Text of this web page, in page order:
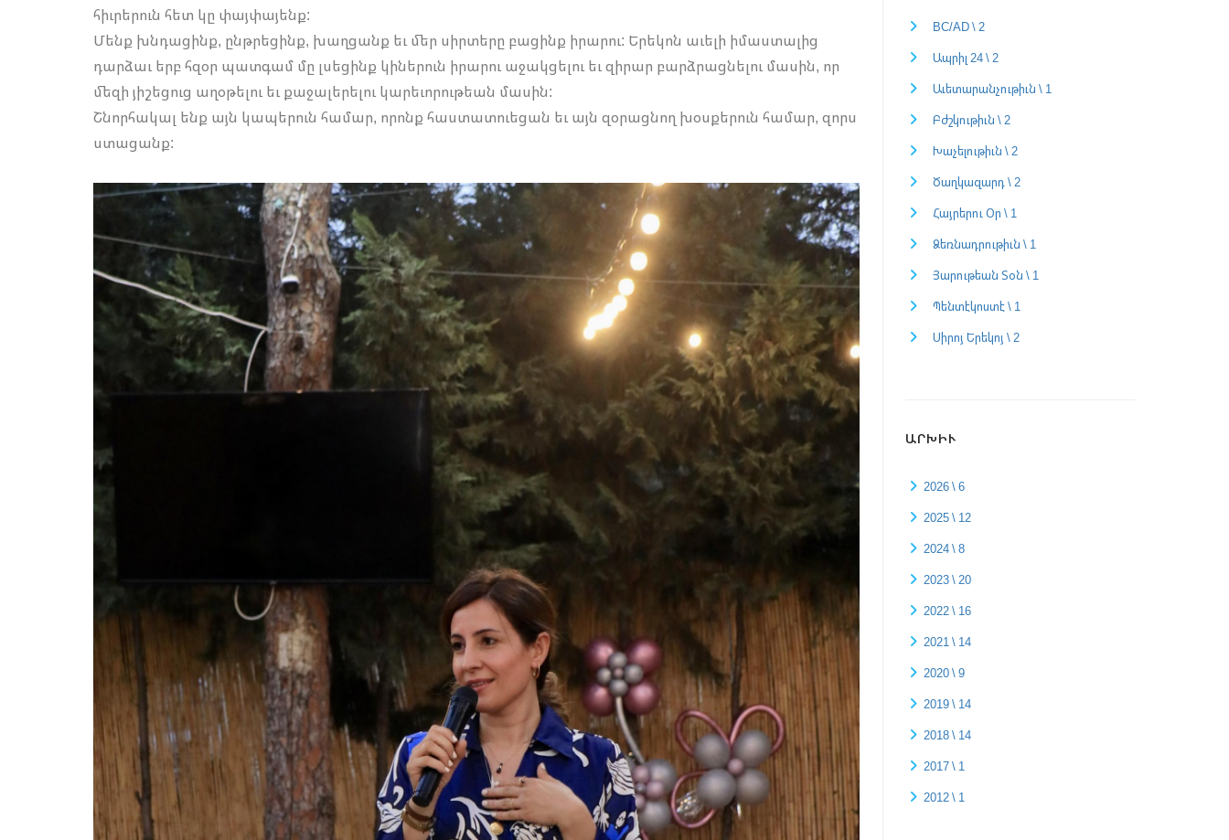
հիւրերուն հետ կը փայփայենք:
Մենք խնդացինք, ընթրեցինք, խաղցանք եւ մեր սիրտերը բացինք իրարու: Երեկոն աւելի իմաստալից
դարձաւ երբ հզօր պատգամ մը լսեցինք կիներուն իրարու աջակցելու եւ զիրար բարձրացնելու մասին, որ
մեզի յիշեցուց աղօթելու եւ քաջալերելու կարեւորութեան մասին:
Շնորհակալ ենք այն կապերուն համար, որոնք հաստատուեցան եւ այն զօրացնող խօսքերուն համար, զորս
ստացանք:
BC/AD \ 2
Ապրիլ 24 \ 2
Աւետարանչութիւն \ 1
Բժշկութիւն \ 2
Խաչելութիւն \ 2
Ծաղկազարդ \ 2
Հայրերու Օր \ 1
Ձեռնադրութիւն \ 1
Յարութեան Տօն \ 1
Պենտէկոստէ \ 1
Սիրոյ Երեկոյ \ 2
ԱՐԽԻՒ
2026 \ 6
2025 \ 12
2024 \ 8
2023 \ 20
2022 \ 16
2021 \ 14
2020 \ 9
2019 \ 14
2018 \ 14
2017 \ 1
2012 \ 1